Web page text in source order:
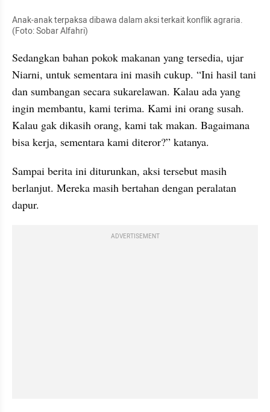
Anak-anak terpaksa dibawa dalam aksi terkait konflik agraria.
(Foto: Sobar Alfahri)
Sedangkan bahan pokok makanan yang tersedia, ujar
Niarni, untuk sementara ini masih cukup. “Ini hasil tani
dan sumbangan secara sukarelawan. Kalau ada yang
ingin membantu, kami terima. Kami ini orang susah.
Kalau gak dikasih orang, kami tak makan. Bagaimana
bisa kerja, sementara kami diteror?” katanya.
Sampai berita ini diturunkan, aksi tersebut masih
berlanjut. Mereka masih bertahan dengan peralatan
dapur.
ADVERTISEMENT